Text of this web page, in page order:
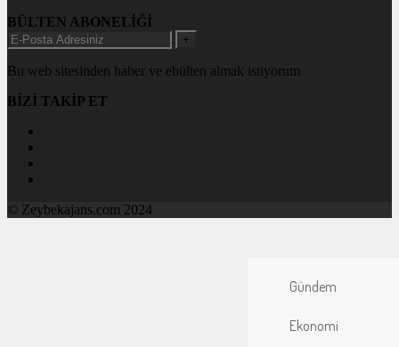
BÜLTEN ABONELİĞİ
+
Bu web sitesinden haber ve ebülten almak istiyorum
BİZİ TAKİP ET
© Zeybekajans.com 2024
Gündem
Ekonomi